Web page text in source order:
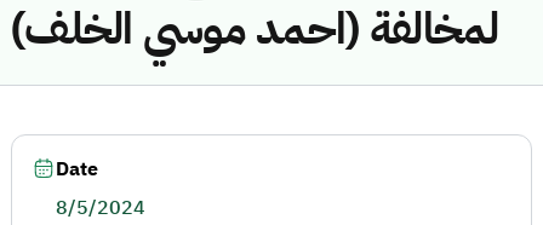
لمخالفة (احمد موسي الخلف)
Date
8/5/2024